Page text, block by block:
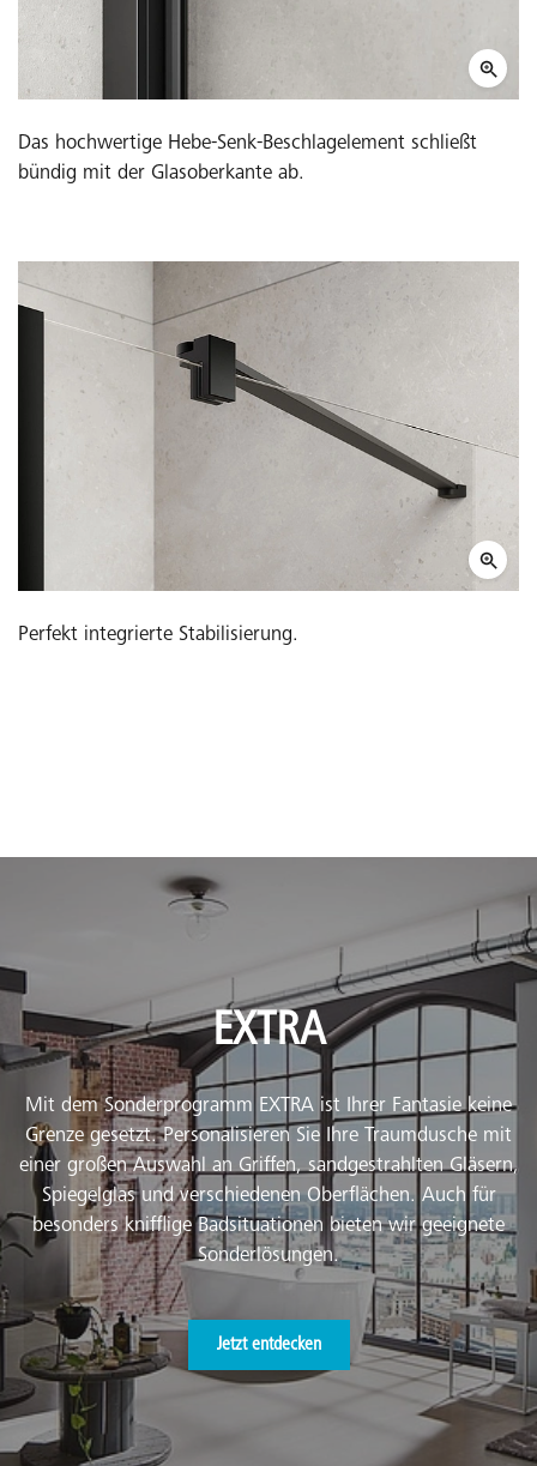
Das hochwertige Hebe-Senk-Beschlagelement schließt
bündig mit der Glasoberkante ab.
Perfekt integrierte Stabilisierung.
EXTRA
Mit dem Sonderprogramm EXTRA ist Ihrer Fantasie keine
Grenze gesetzt. Personalisieren Sie Ihre Traumdusche mit
einer großen Auswahl an Griffen, sandgestrahlten Gläsern,
Spiegelglas und verschiedenen Oberflächen. Auch für
besonders knifflige Badsituationen bieten wir geeignete
Sonderlösungen.
Jetzt entdecken